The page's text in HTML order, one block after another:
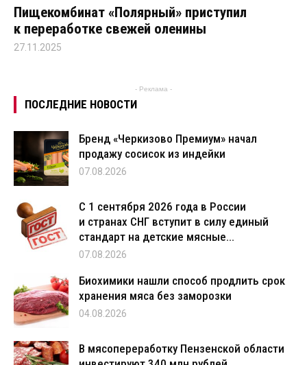
Пищекомбинат «Полярный» приступил
к переработке свежей оленины
27.11.2025
- Реклама -
ПОСЛЕДНИЕ НОВОСТИ
Бренд «Черкизово Премиум» начал
продажу сосисок из индейки
07.08.2026
С 1 сентября 2026 года в России
и странах СНГ вступит в силу единый
стандарт на детские мясные...
07.08.2026
Биохимики нашли способ продлить срок
хранения мяса без заморозки
04.08.2026
В мясопереработку Пензенской области